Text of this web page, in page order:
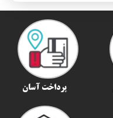
پرداخت آسان